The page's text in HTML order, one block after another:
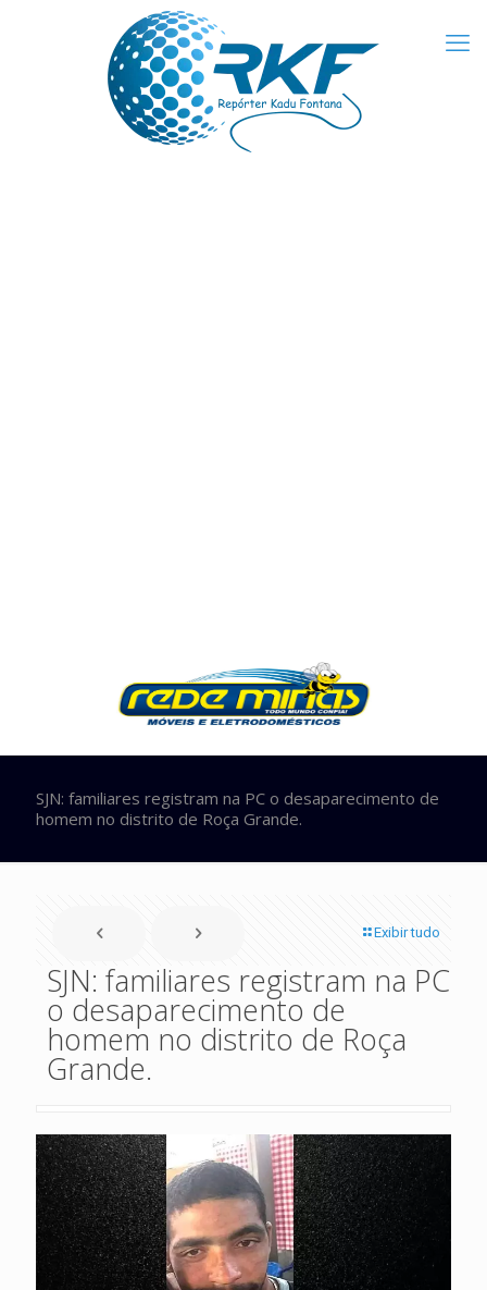
SJN: familiares registram na PC o desaparecimento de
homem no distrito de Roça Grande.
Exibir tudo
SJN: familiares registram na PC
o desaparecimento de
homem no distrito de Roça
Grande.